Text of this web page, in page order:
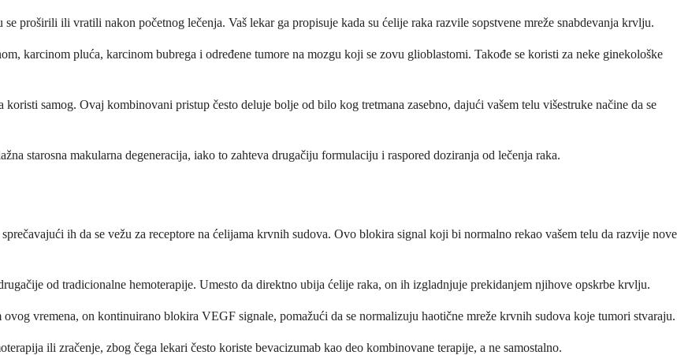
proširili ili vratili nakon početnog lečenja. Vaš lekar ga propisuje kada su ćelije raka razvile sopstvene mreže snabdevanja krvlju.
karcinom pluća, karcinom bubrega i određene tumore na mozgu koji se zovu glioblastomi. Takođe se koristi za neke ginekološke
samog. Ovaj kombinovani pristup često deluje bolje od bilo kog tretmana zasebno, dajući vašem telu višestruke načine da se
starosna makularna degeneracija, iako to zahteva drugačiju formulaciju i raspored doziranja od lečenja raka.
ih da se vežu za receptore na ćelijama krvnih sudova. Ovo blokira signal koji bi normalno rekao vašem telu da razvije nove
od tradicionalne hemoterapije. Umesto da direktno ubija ćelije raka, on ih izgladnjuje prekidanjem njihove opskrbe krvlju.
vremena, on kontinuirano blokira VEGF signale, pomažući da se normalizuju haotične mreže krvnih sudova koje tumori stvaraju.
ili zračenje, zbog čega lekari često koriste bevacizumab kao deo kombinovane terapije, a ne samostalno.